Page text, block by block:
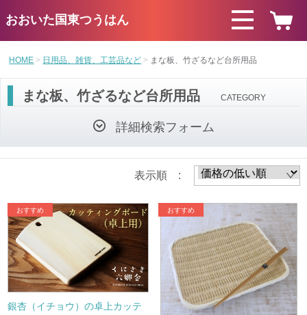
おおいた国東つうはん
HOME 日用品、雑貨、工芸品など まな板、竹ざるなど台所用品
まな板、竹ざるなど台所用品 CATEGORY
詳細検索フォーム
表示順 :
銀杏（イチョウ）の卓上カッテ